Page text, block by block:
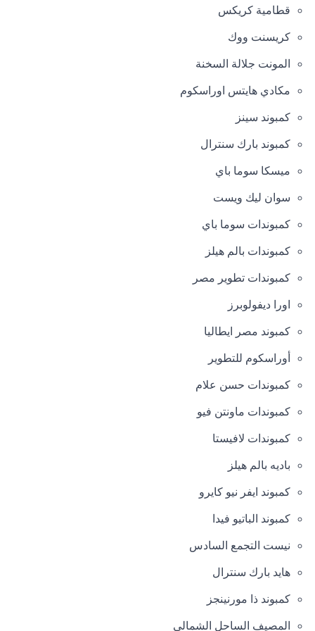
قطامية كريكس
كريسنت ووك
المونت جلالة السخنة
مكادي هايتس اوراسكوم
كمبوند سينز
كمبوند بارك سنترال
ميسكا سوما باي
سوان ليك ويست
كمبوندات سوما باي
كمبوندات بالم هيلز
كمبوندات تطوير مصر
اورا ديفولوبرز
كمبوند مصر ايطاليا
أوراسكوم للتطوير
كمبوندات حسن علام
كمبوندات ماونتن فيو
كمبوندات لافيستا
باديه بالم هيلز
كمبوند ايفر نيو كايرو
كمبوند الباتيو فيدا
نيست التجمع السادس
هايد بارك سنترال
كمبوند ذا مورنينجز
المصيف الساحل الشمالي